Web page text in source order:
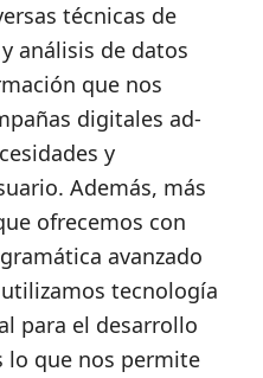
técnicas de
análisis de datos
que nos
digitales ad-
y
Además, más
ofrecemos con
avanzado
tecnología
para el desarrollo
lo que nos permite